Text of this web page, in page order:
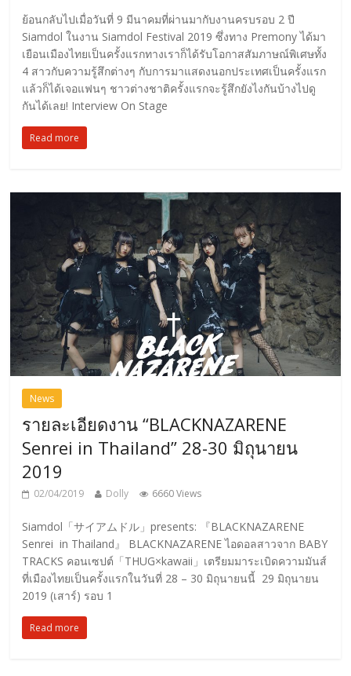
ย้อนกลับไปเมื่อวันที่ 9 มีนาคมที่ผ่านมากับงานครบรอบ 2 ปี
Siamdol ในงาน Siamdol Festival 2019 ซึ่งทาง Premony ได้มา
เยือนเมืองไทยเป็นครั้งแรกทางเราก็ได้รับโอกาสสัมภาษณ์พิเศษทั้ง
4 สาวกับความรู้สึกต่างๆ กับการมาแสดงนอกประเทศเป็นครั้งแรก
แล้วก็ได้เจอแฟนๆ ชาวต่างชาติครั้งแรกจะรู้สึกยังไงกันบ้างไปดู
กันได้เลย! Interview On Stage
Read more
News
รายละเอียดงาน “BLACKNAZARENE
Senrei in Thailand” 28-30 มิถุนายน
2019
02/04/2019 Dolly 6660 Views
Siamdol「サイアムドル」presents: 『BLACKNAZARENE
Senrei in Thailand』 BLACKNAZARENE ไอดอลสาวจาก BABY
TRACKS คอนเซปต์「THUG×kawaii」เตรียมมาระเบิดความมันส์
ที่เมืองไทยเป็นครั้งแรกในวันที่ 28 – 30 มิถุนายนนี้ 29 มิถุนายน
2019 (เสาร์) รอบ 1
Read more